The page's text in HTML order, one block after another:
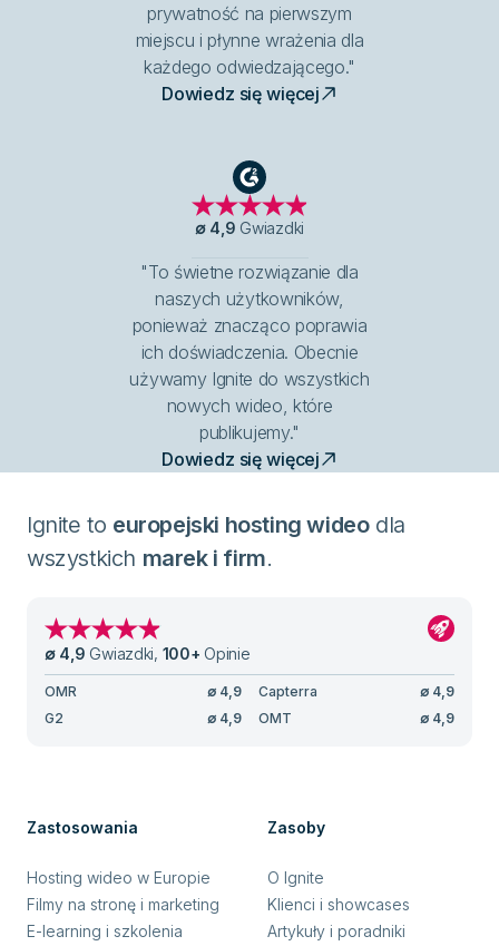
prywatność na pierwszym
miejscu i płynne wrażenia dla
każdego odwiedzającego."
Dowiedz się więcej
G2
∅ 4,9 Gwiazdki
"To świetne rozwiązanie dla
naszych użytkowników,
ponieważ znacząco poprawia
ich doświadczenia. Obecnie
używamy Ignite do wszystkich
nowych wideo, które
publikujemy."
Dowiedz się więcej
Ignite to europejski hosting wideodla
wszystkich marek i firm.
∅ 4,9 Gwiazdki, 100+ Opinie
OMR ∅ 4,9 Capterra ∅ 4,9
G2
∅ 4,9 OMT ∅ 4,9
Zastosowania
Hosting wideo w Europie
Filmy na stronę i marketing
E-learning i szkolenia
Zasoby
O Ignite
Klienci i showcases
Artykuły i poradniki